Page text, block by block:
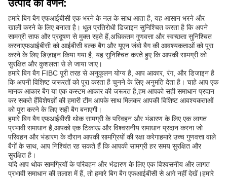
उत्पाद का वर्णन:
हमारे बिग बैग एफआईबीसी एक भरने के नल के साथ आता है, यह आसान भरने और
खाली करने के लिए बनाता है। धूल प्रतिरोधी डिजाइन सुनिश्चित करता है कि अपने
सामग्री साफ और प्रदूषण से मुक्त रहते हैं,अधिकतम गुणवत्ता और स्वच्छता सुनिश्चित
करनाएफआईबीसी को आईबीसी बल्क बैग और यूएन जंबो बैग की आवश्यकताओं को पूरा
करने के लिए डिज़ाइन किया गया है, यह सुनिश्चित करते हुए कि आपकी सामग्री को
सुरक्षित और कुशलता से ले जाया जाए।
हमारे बिग बैग FIBC पूरी तरह से अनुकूलन योग्य है, आप आकार, रंग, और डिजाइन है
कि अपनी विशिष्ट जरूरतों को पूरा करता है चुनने के लिए अनुमति देता है। चाहे आप एक
मानक आकार बैग या एक कस्टम आकार की जरूरत है,हम आपको सही समाधान प्रदान
कर सकते हैंविशेषज्ञों की हमारी टीम आपके साथ मिलकर आपकी विशिष्ट आवश्यकताओं
को पूरा करने के लिए सही बैग बनाएगी।
हमारे बिग बैग एफआईबीसी थोक सामग्री के परिवहन और भंडारण के लिए एक लागत
प्रभावी समाधान है,आपको एक टिकाऊ और विश्वसनीय समाधान प्रदान करना जो
परिवहन और भंडारण के दौरान आपकी सामग्रियों की रक्षा करेगाहमारे उच्च गुणवत्ता वाले
बैगों के साथ, आप निश्चिंत रह सकते हैं कि आपकी सामग्री हर समय सुरक्षित और
सुरक्षित है।
यदि आप थोक सामग्रियों के परिवहन और भंडारण के लिए एक विश्वसनीय और लागत
प्रभावी समाधान की तलाश में हैं, तो हमारे बिग बैग एफआईबीसी से आगे नहीं देखें।हमारे